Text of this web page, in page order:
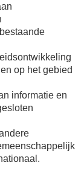
op het gebied
informatie en